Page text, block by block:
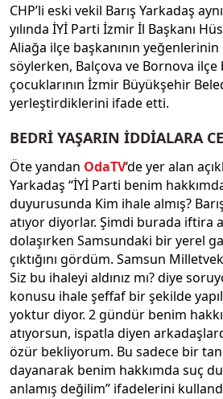
CHP’li eski vekil Barış Yarkadaş
yılında İYİ Parti İzmir İl Başkanı
Aliağa ilçe başkanının
söylerken, Balçova ve Bornova ilçe
çocuklarının İzmir Büyükşehir
yerleştirdiklerini ifade etti.
BEDRİ YAŞARIN İDDİALARA
Öte yandan OdaTV‘de yer alan
Yarkadaş “İYİ Parti benim
duyurusunda Kim ihale almış?
atıyor diyorlar. Şimdi burada iftira
dolaşırken Samsundaki bir yerel
çıktığını gördüm. Samsun
Siz bu ihaleyi aldınız mı? diye
konusu ihale şeffaf bir şekilde
yoktur diyor. 2 gündür benim
atıyorsun, ispatla diyen
özür bekliyorum. Bu sadece bir
dayanarak benim hakkımda suç
anlamış değilim” ifadelerini